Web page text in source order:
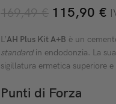
169,49€ 115,90 €
L’AH Plus Kit A+B è un
standardin endodonzia. La
sigillatura ermetica superiore
Punti di Forza